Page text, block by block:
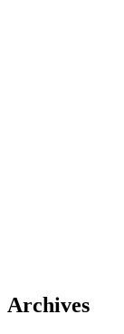
Archives